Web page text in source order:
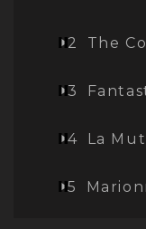
2 The
3
4 La
5